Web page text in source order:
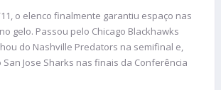
o elenco finalmente garantiu espaço nas
gelo. Passou pelo Chicago Blackhawks
do Nashville Predators na semifinal e,
Jose Sharks nas finais da Conferência